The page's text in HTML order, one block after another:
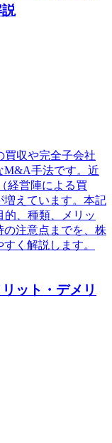
買収や完全子会社
M&A手法です。近
経営陣による買
増えています。本記
、種類、メリッ
の注意点までを、株
く解説します。
ット・デメリ